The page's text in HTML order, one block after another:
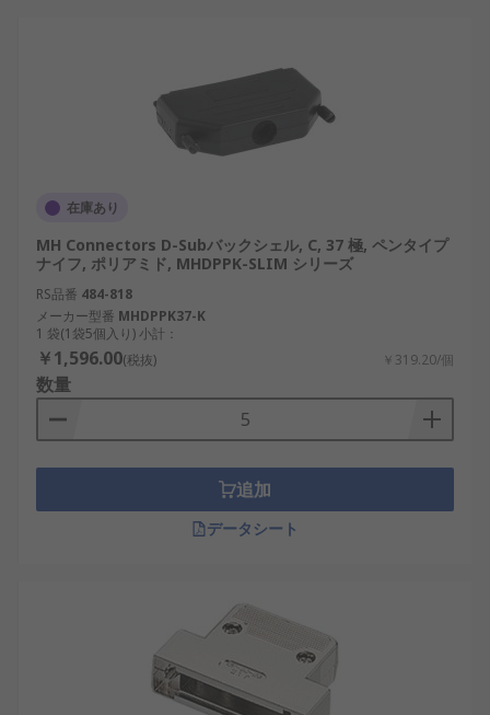
すめ品や交換部品も低価格でご用意しています。配
配送ページ をご確認ください。
在庫あり
MH Connectors D-Subバックシェル, C, 37 極, ペンタイプ
ナイフ, ポリアミド, MHDPPK-SLIM シリーズ
RS品番 484-818
メーカー型番 MHDPPK37-K
1 袋(1袋5個入り) 小計：
￥1,596.00(税抜) ￥319.20/個
数量
追加
データシート